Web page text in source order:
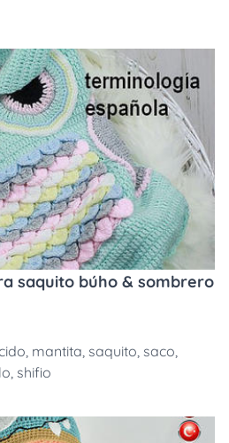
saquito búho & sombrero
, mantita, saquito, saco,
, shifio